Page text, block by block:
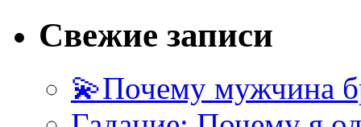
Свежие записи
💫Почему мужчина